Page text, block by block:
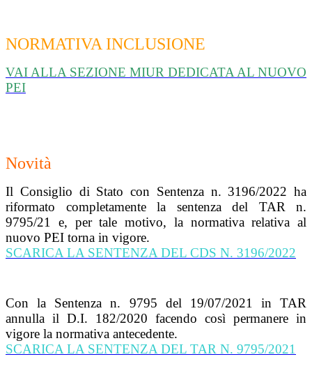
NORMATIVA INCLUSIONE
VAI ALLA SEZIONE MIUR DEDICATA AL NUOVO
PEI
Novità
Il Consiglio di Stato con Sentenza n. 3196/2022 ha
riformato completamente la sentenza del TAR n.
9795/21 e, per tale motivo, la normativa relativa al
nuovo PEI torna in vigore.
SCARICA LA SENTENZA DEL CDS N. 3196/2022
Con la Sentenza n. 9795 del 19/07/2021 in TAR
annulla il D.I. 182/2020 facendo così permanere in
vigore la normativa antecedente.
SCARICA LA SENTENZA DEL TAR N. 9795/2021